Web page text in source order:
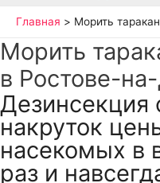
Главная Морить
Морить
в Ростове-
Дезинсекция
накруток
насекомых в
раз и